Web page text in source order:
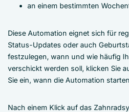
an einem bestimmten
Diese Automation eignet sich für
Status-Updates oder auch
festzulegen, wann und wie häufig
verschickt werden soll, klicken Sie
Sie ein, wann die Automation
Nach einem Klick auf das